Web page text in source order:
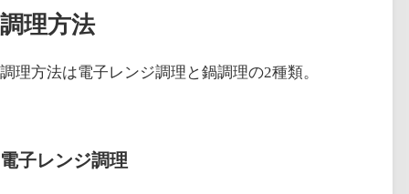
調理方法
調理方法は電子レンジ調理と鍋調理の2種類。
電子レンジ調理